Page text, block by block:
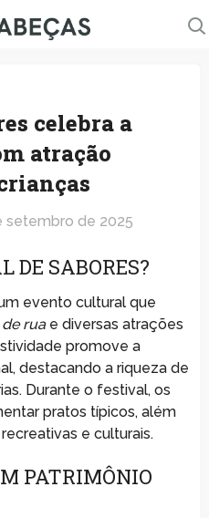
celebra a
atração
setembro de 2025
DE SABORES?
evento cultural que
ruae diversas atrações
promove a
destacando a riqueza de
Durante o festival, os
pratos típicos, além
e culturais.
PATRIMÔNIO